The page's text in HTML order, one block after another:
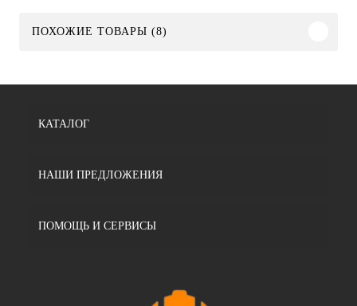
ПОХОЖИЕ ТОВАРЫ (8)
КАТАЛОГ
НАШИ ПРЕДЛОЖЕНИЯ
ПОМОЩЬ И СЕРВИСЫ